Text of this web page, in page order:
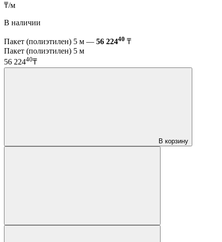
₸/м
В наличии
Пакет (полиэтилен) 5 м — 56 22440 ₸
Пакет (полиэтилен) 5 м
56 22440₸
В корзину